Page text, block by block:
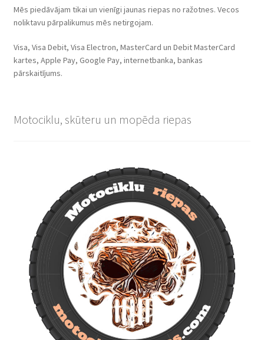
Mēs piedāvājam tikai un vienīgi jaunas riepas no ražotnes. Vecos
noliktavu pārpalikumus mēs netirgojam.
Visa, Visa Debit, Visa Electron, MasterCard un Debit MasterCard
kartes, Apple Pay, Google Pay, internetbanka, bankas
pārskaitījums.
Motociklu, skūteru un mopēda riepas